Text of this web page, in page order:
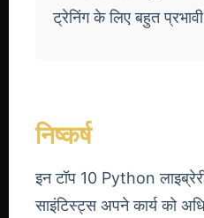
ट्रेनिंग के लिए बहुत
निष्कर्ष
इन टॉप 10 Python
साइंटिस्ट्स अपने कार्य को